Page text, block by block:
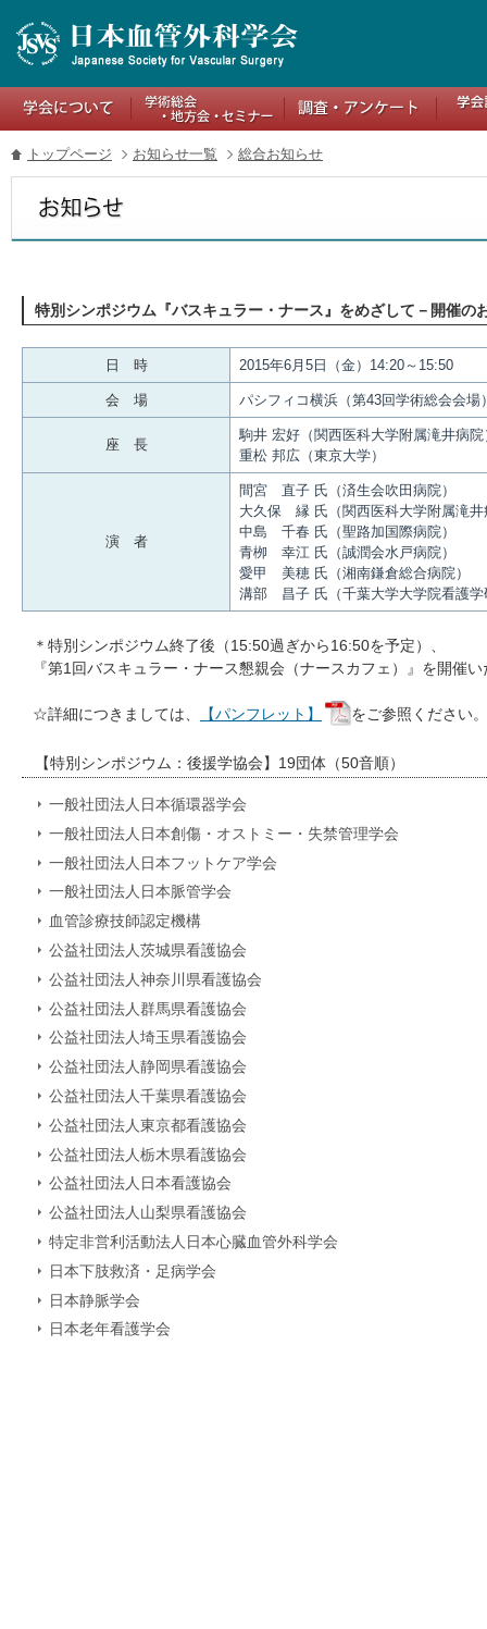
トップページ お知らせ一覧 総合お知らせ
特別シンポジウム『バスキュラー・ナース』をめざして－開催の
日 時 2015年6月5日（金）14:20～15:50
会 場 パシフィコ横浜（第43回学術総会会場
座 長
駒井 宏好（関西医科大学附属滝井病院
重松 邦広（東京大学）
演 者
間宮 直子 氏（済生会吹田病院）
大久保 縁 氏（関西医科大学附属滝井
中島 千春 氏（聖路加国際病院）
青栁 幸江 氏（誠潤会水戸病院）
愛甲 美穂 氏（湘南鎌倉総合病院）
溝部 昌子 氏（千葉大学大学院看護学
＊特別シンポジウム終了後（15:50過ぎから16:50を予定）、
『第1回バスキュラー・ナース懇親会（ナースカフェ）』を開催
☆詳細につきましては、 【パンフレット】 をご参照ください。
【特別シンポジウム：後援学協会】19団体（50音順）
一般社団法人日本循環器学会
一般社団法人日本創傷・オストミー・失禁管理学会
一般社団法人日本フットケア学会
一般社団法人日本脈管学会
血管診療技師認定機構
公益社団法人茨城県看護協会
公益社団法人神奈川県看護協会
公益社団法人群馬県看護協会
公益社団法人埼玉県看護協会
公益社団法人静岡県看護協会
公益社団法人千葉県看護協会
公益社団法人東京都看護協会
公益社団法人栃木県看護協会
公益社団法人日本看護協会
公益社団法人山梨県看護協会
特定非営利活動法人日本心臓血管外科学会
日本下肢救済・足病学会
日本静脈学会
日本老年看護学会